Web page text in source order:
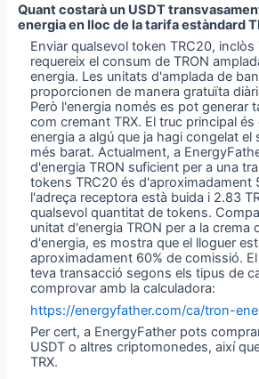
Quant costarà un USDT
energia en lloc de la tarifa estàndard
Enviar qualsevol token TRC20, inclòs
requereix el consum de TRON
energia. Les unitats d'amplada de
proporcionen de manera gratuïta
Però l'energia només es pot generar
com cremant TRX. El truc principal
energia a algú que ja hagi congelat el
més barat. Actualment, a
d'energia TRON suficient per a una
tokens TRC20 és d'aproximadament
l'adreça receptora està buida i 2.83
qualsevol quantitat de tokens.
unitat d'energia TRON per a la crema
d'energia, es mostra que el lloguer
aproximadament 60% de comissió.
teva transacció segons els tipus de
comprovar amb la calculadora:
https://energyfather.com/ca/tron-
Per cert, a EnergyFather pots
USDT o altres criptomonedes, així
TRX.